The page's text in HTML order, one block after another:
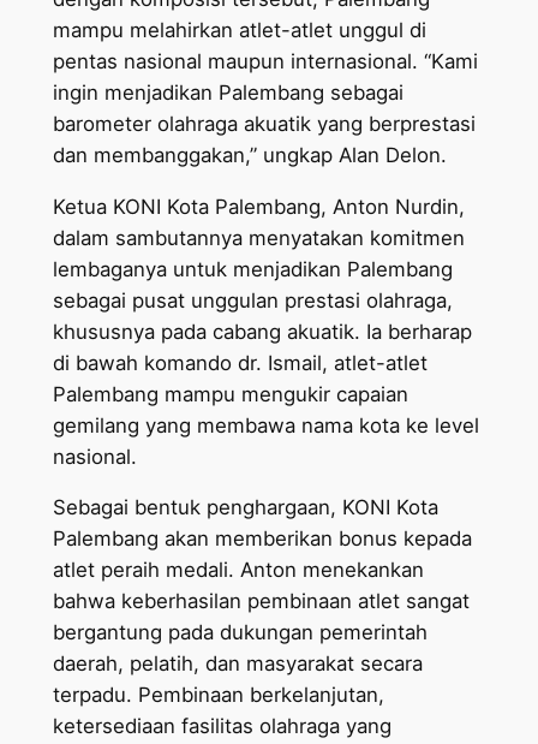
mampu melahirkan atlet-atlet unggul di
pentas nasional maupun internasional. “Kami
ingin menjadikan Palembang sebagai
barometer olahraga akuatik yang berprestasi
dan membanggakan,” ungkap Alan Delon.
Ketua KONI Kota Palembang, Anton Nurdin,
dalam sambutannya menyatakan komitmen
lembaganya untuk menjadikan Palembang
sebagai pusat unggulan prestasi olahraga,
khususnya pada cabang akuatik. Ia berharap
di bawah komando dr. Ismail, atlet-atlet
Palembang mampu mengukir capaian
gemilang yang membawa nama kota ke level
nasional.
Sebagai bentuk penghargaan, KONI Kota
Palembang akan memberikan bonus kepada
atlet peraih medali. Anton menekankan
bahwa keberhasilan pembinaan atlet sangat
bergantung pada dukungan pemerintah
daerah, pelatih, dan masyarakat secara
terpadu. Pembinaan berkelanjutan,
ketersediaan fasilitas olahraga yang